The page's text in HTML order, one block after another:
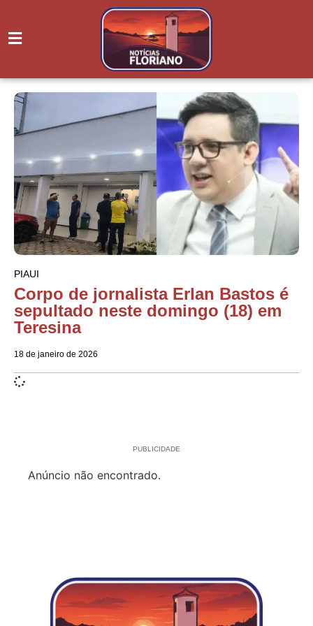
PIAUI
Corpo de jornalista Erlan Bastos é
sepultado neste domingo (18) em
Teresina
18 de janeiro de 2026
PUBLICIDADE
Anúncio não encontrado.